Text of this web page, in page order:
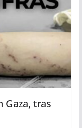
Gaza, tras